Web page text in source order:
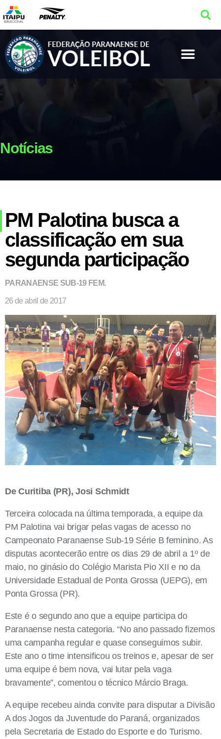
Notícias
PM Palotina busca a
classificação em sua
segunda participação
PARANAENSE SUB-19 FEM.
26 de abril de 2017
De Curitiba (PR), Josi Schmidt
Terceira colocada na última temporada, a equipe da
PM Palotina vai brigar pelas vagas de acesso no
Campeonato Paranaense Sub-19 Série B feminino. As
disputas acontecerão entre os dias 29 de abril a 1º de
maio, no ginásio do Colégio Marista Pio XII e no da
Universidade Estadual de Ponta Grossa (UEPG), em
Ponta Grossa (PR).
Este é o segundo ano que a equipe participa do
Paranaense nesta categoria. “No ano passado fizemos
uma campanha regular e quase conseguimos subir.
Este ano o time intensificou os treinos e, apesar de ser
uma equipe é bem nova, vai lutar pela vaga
bravamente”, comentou o técnico Márcio Braga.
A equipe recebeu ainda convite para disputar a Divisão
A dos Jogos da Juventude do Paraná, organizados
pela Secretaria de Estado do Esporte e do Turismo.